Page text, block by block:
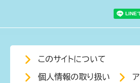
このサイトについて
個人情報の取り扱い